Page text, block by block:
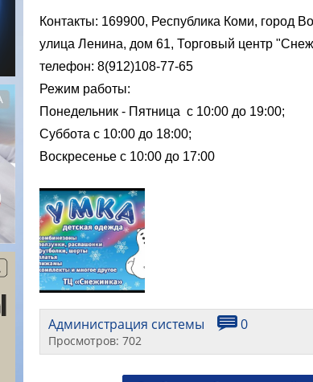
Контакты: 169900, Республика Коми, город
улица Ленина, дом 61, Торговый центр
телефон: 8(912)108-77-65
Режим работы:
Понедельник - Пятница с 10:00 до 19:00;
Суббота с 10:00 до 18:00;
Воскресенье с 10:00 до 17:00
Администрация системы 0
Просмотров: 702